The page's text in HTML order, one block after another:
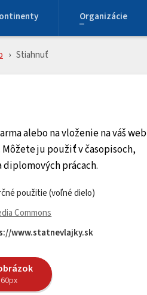
Organizácie
Stiahnuť
alebo na vloženie na váš web
ju použiť v časopisoch,
prácach.
použitie (voľné dielo)
Commons
www.statnevlajky.sk